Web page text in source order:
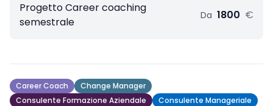
Progetto Career coaching
semestrale
Da 1800 €
Career Coach
Change Manager
Consulente Formazione Aziendale
Consulente Manageriale